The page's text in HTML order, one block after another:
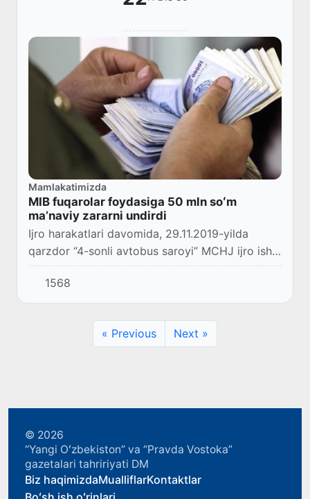
Mamlakatimizda
MIB fuqarolar foydasiga 50 mln soʻm
maʼnaviy zararni undirdi
Ijro harakatlari davomida, 29.11.2019-yilda
qarzdor “4-sonli avtobus saroyi” MCHJ ijro ishi
yuritishni qoʻzgʻatish toʻgʻrisidagi qaror bilan
tanishtirilgan.
1568
« Previous Next »
© 2026
“Yangi Oʻzbekiston” va “Pravda Vostoka”
gazetalari tahririyati DM
Biz haqimizdaMualliflarKontaktlar